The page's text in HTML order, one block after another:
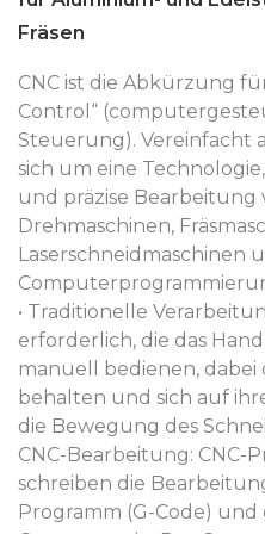
Fräsen
CNC ist die Abkürzung
Control“
Steuerung). Vereinfacht
sich um eine
und präzise Bearbeitung
Drehmaschinen,
Laserschneidmaschinen
• Traditionelle
erforderlich, die das
manuell bedienen, dabei
behalten und sich auf
die Bewegung des
CNC-Bearbeitung: CNC-
schreiben die
Programm (G-Code) und